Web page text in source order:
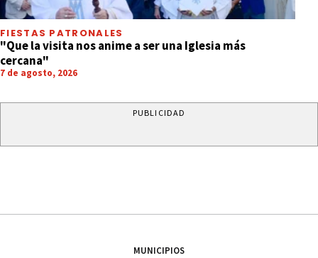
FIESTAS PATRONALES
"Que la visita nos anime a ser una Iglesia más
cercana"
7 de agosto, 2026
PUBLICIDAD
MUNICIPIOS